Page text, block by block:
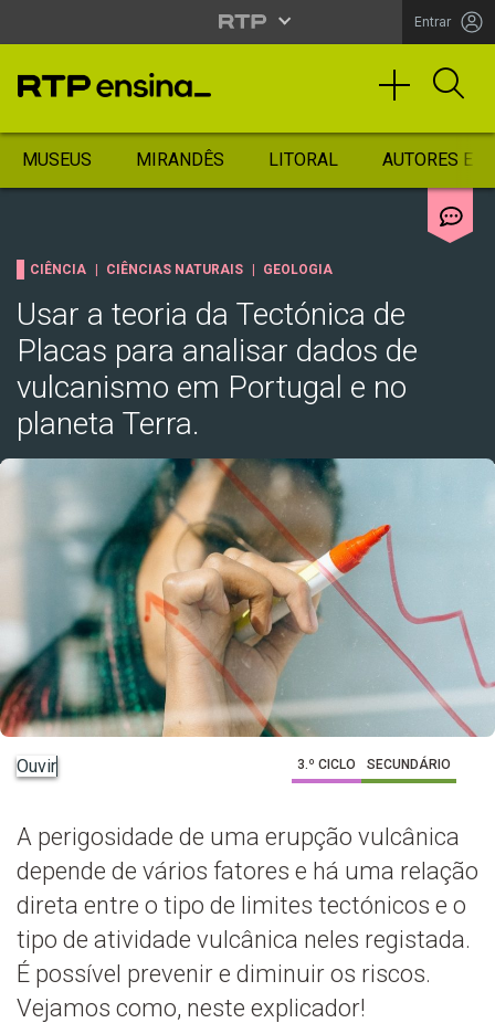
Entrar
MUSEUS MIRANDÊS LITORAL AUTORES
CIÊNCIA CIÊNCIAS NATURAIS GEOLOGIA
Usar a teoria da Tectónica de
Placas para analisar dados de
vulcanismo em Portugal e no
planeta Terra.
Ouvir 3.º CICLO SECUNDÁRIO
A perigosidade de uma erupção vulcânica
depende de vários fatores e há uma relação
direta entre o tipo de limites tectónicos e o
tipo de atividade vulcânica neles registada.
É possível prevenir e diminuir os riscos.
Vejamos como, neste explicador!